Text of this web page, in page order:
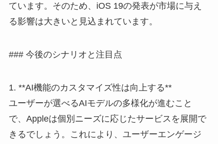
ています。そのため、iOS 19の発表が市場に与え
る影響は大きいと見込まれています。
### 今後のシナリオと注目点
1. **AI機能のカスタマイズ性は向上する**
ユーザーが選べるAIモデルの多様化が進むこと
で、Appleは個別ニーズに応じたサービスを展開で
きるでしょう。これにより、ユーザーエンゲージ